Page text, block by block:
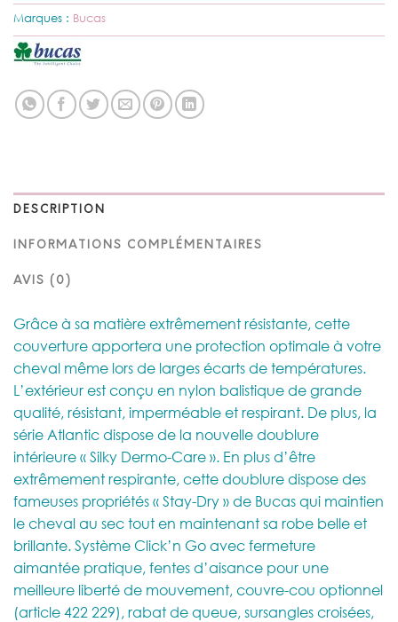
Marques : Bucas
DESCRIPTION
INFORMATIONS COMPLÉMENTAIRES
AVIS (0)
Grâce à sa matière extrêmement résistante, cette
couverture apportera une protection optimale à votre
cheval même lors de larges écarts de températures.
L’extérieur est conçu en nylon balistique de grande
qualité, résistant, imperméable et respirant. De plus, la
série Atlantic dispose de la nouvelle doublure
intérieure « Silky Dermo-Care ». En plus d’être
extrêmement respirante, cette doublure dispose des
fameuses propriétés « Stay-Dry » de Bucas qui maintien
le cheval au sec tout en maintenant sa robe belle et
brillante. Système Click’n Go avec fermeture
aimantée pratique, fentes d’aisance pour une
meilleure liberté de mouvement, couvre-cou optionnel
(article 422 229), rabat de queue, sursangles croisées,